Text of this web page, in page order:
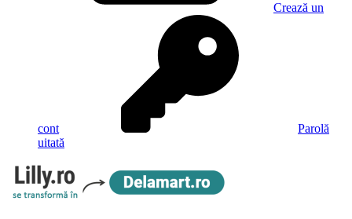
Crează un
cont
Parolă
uitată